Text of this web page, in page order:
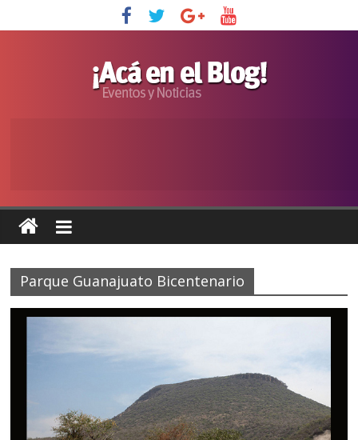
Parque Guanajuato Bicentenario